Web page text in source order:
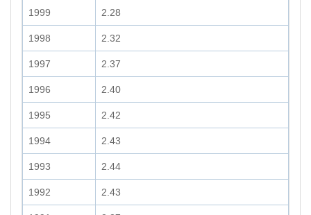
1999 2.28
1998 2.32
1997 2.37
1996 2.40
1995 2.42
1994 2.43
1993 2.44
1992 2.43